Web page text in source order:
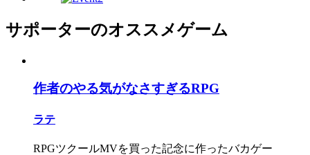
サポーターのオススメゲーム
作者のやる気がなさすぎるRPG
ラテ
RPGツクールMVを買った記念に作ったバカゲー